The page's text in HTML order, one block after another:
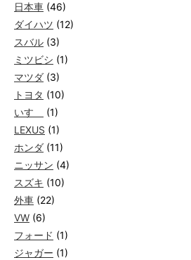
日本車 (46)
ダイハツ (12)
スバル (3)
ミツビシ (1)
マツダ (3)
トヨタ (10)
いすゞ
(1)
LEXUS (1)
ホンダ (11)
ニッサン (4)
スズキ (10)
外車 (22)
VW (6)
フォード (1)
ジャガー (1)